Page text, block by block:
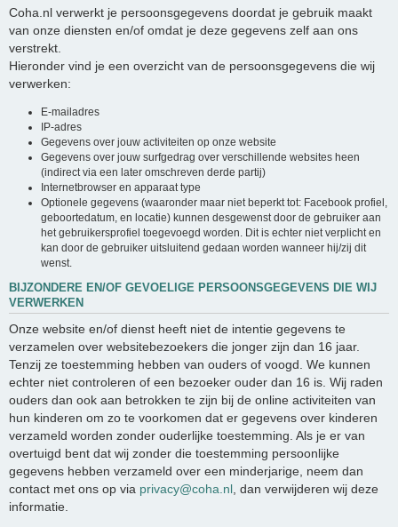
Coha.nl verwerkt je persoonsgegevens doordat je gebruik maakt
van onze diensten en/of omdat je deze gegevens zelf aan ons
verstrekt.
Hieronder vind je een overzicht van de persoonsgegevens die wij
verwerken:
E-mailadres
IP-adres
Gegevens over jouw activiteiten op onze website
Gegevens over jouw surfgedrag over verschillende websites heen
(indirect via een later omschreven derde partij)
Internetbrowser en apparaat type
Optionele gegevens (waaronder maar niet beperkt tot: Facebook profiel,
geboortedatum, en locatie) kunnen desgewenst door de gebruiker aan
het gebruikersprofiel toegevoegd worden. Dit is echter niet verplicht en
kan door de gebruiker uitsluitend gedaan worden wanneer hij/zij dit
wenst.
BIJZONDERE EN/OF GEVOELIGE PERSOONSGEGEVENS DIE WIJ
VERWERKEN
Onze website en/of dienst heeft niet de intentie gegevens te
verzamelen over websitebezoekers die jonger zijn dan 16 jaar.
Tenzij ze toestemming hebben van ouders of voogd. We kunnen
echter niet controleren of een bezoeker ouder dan 16 is. Wij raden
ouders dan ook aan betrokken te zijn bij de online activiteiten van
hun kinderen om zo te voorkomen dat er gegevens over kinderen
verzameld worden zonder ouderlijke toestemming. Als je er van
overtuigd bent dat wij zonder die toestemming persoonlijke
gegevens hebben verzameld over een minderjarige, neem dan
contact met ons op via privacy@coha.nl , dan verwijderen wij deze
informatie.